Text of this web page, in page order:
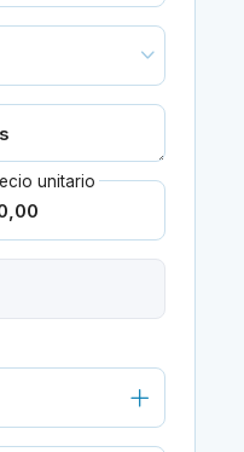
unitario